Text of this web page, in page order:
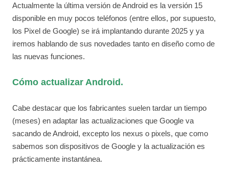
Actualmente la última versión de Android es la versión 15
disponible en muy pocos teléfonos (entre ellos, por supuesto,
los Pixel de Google) se irá implantando durante 2025 y ya
iremos hablando de sus novedades tanto en diseño como de
las nuevas funciones.
Cómo actualizar Android.
Cabe destacar que los fabricantes suelen tardar un tiempo
(meses) en adaptar las actualizaciones que Google va
sacando de Android, excepto los nexus o pixels, que como
sabemos son dispositivos de Google y la actualización es
prácticamente instantánea.